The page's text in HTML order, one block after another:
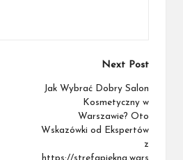
Next Post
Jak Wybrać Dobry Salon
Kosmetyczny w
Warszawie? Oto
Wskazówki od Ekspertów
z